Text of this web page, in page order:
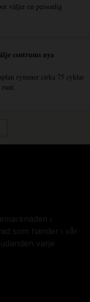
väljer en personlig
centrums nya
rymmer cirka 75 cyklar
runt.
i
som händer i vår
varje